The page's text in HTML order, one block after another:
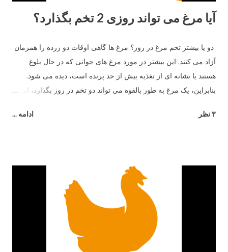
آیا مرغ می تواند روزی 2 تخم بگذارد؟
دو یا بیشتر تخم مرغ در روز؟ مرغ ها گاهی اوقات دو زرده را همزمان
آزاد می کنند. این بیشتر در مورد مرغ های جوانی که در حال بلوغ
هستند یا نشانه ای از تغذیه بیش از حد پرنده است، دیده می شود.
بنابراین، یک مرغ به طور بالقوه می تواند دو تخم در روز بگذارد، اما نه
۳ نظر ادامه ...